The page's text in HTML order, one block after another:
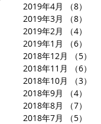
2019年4月
（8）
2019年3月
（8）
2019年2月
（4）
2019年1月
（6）
2018年12月
（5）
2018年11月
（6）
2018年10月
（3）
2018年9月
（4）
2018年8月
（7）
2018年7月
（5）